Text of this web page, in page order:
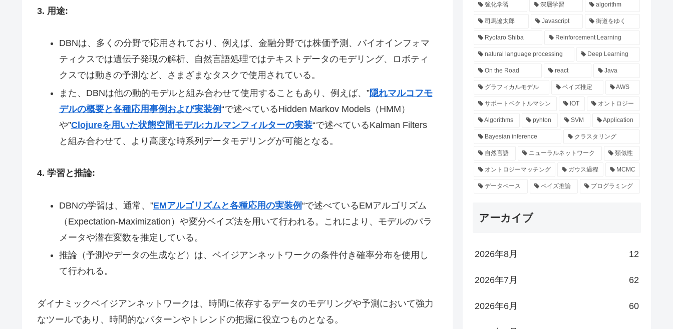
3. 用途:
DBNは、多くの分野で応用されており、例えば、金融分野では株価予測、バイオインフォマ
ティクスでは遺伝子発現の解析、自然言語処理ではテキストデータのモデリング、ロボティ
クスでは動きの予測など、さまざまなタスクで使用されている。
また、DBNは他の動的モデルと組み合わせて使用することもあり、例えば、”隠れマルコフモ
デルの概要と各種応用事例および実装例“で述べているHidden Markov Models（HMM）
や”Clojureを用いた状態空間モデル:カルマンフィルターの実装“で述べているKalman Filters
と組み合わせて、より高度な時系列データモデリングが可能となる。
4. 学習と推論:
DBNの学習は、通常、”EMアルゴリズムと各種応用の実装例“で述べているEMアルゴリズム
（Expectation-Maximization）や変分ベイズ法を用いて行われる。これにより、モデルのパラ
メータや潜在変数を推定している。
推論（予測やデータの生成など）は、ベイジアンネットワークの条件付き確率分布を使用し
て行われる。
ダイナミックベイジアンネットワークは、時間に依存するデータのモデリングや予測において強力
なツールであり、時間的なパターンやトレンドの把握に役立つものとなる。
強化学習 深層学習 algorithm
司馬遼太郎 Javascript 街道をゆく
Ryotaro Shiba Reinforcement Learning
natural language processing Deep Learning
On the Road react Java
グラフィカルモデル ベイズ推定 AWS
サポートベクトルマシン IOT オントロジー
Algorithms pyhton SVM Application
Bayesian inference クラスタリング
自然言語 ニューラルネットワーク 類似性
オントロジーマッチング ガウス過程 MCMC
データベース ベイズ推論 プログラミング
アーカイブ
2026年8月 12
2026年7月 62
2026年6月 60